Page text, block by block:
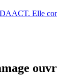
Elle